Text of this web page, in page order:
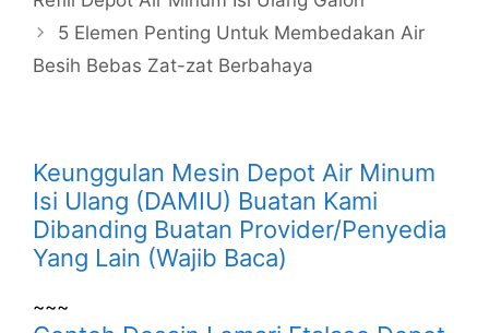
5 Elemen Penting Untuk Membedakan Air
Besih Bebas Zat-zat Berbahaya
Keunggulan Mesin Depot Air Minum
Isi Ulang (DAMIU) Buatan Kami
Dibanding Buatan Provider/Penyedia
Yang Lain (Wajib Baca)
~~~